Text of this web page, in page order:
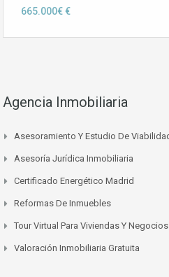
665.000€ €
Agencia Inmobiliaria
Asesoramiento Y Estudio De
Asesoría Jurídica Inmobiliaria
Certificado Energético Madrid
Reformas De Inmuebles
Tour Virtual Para Viviendas Y Negocios
Valoración Inmobiliaria Gratuita